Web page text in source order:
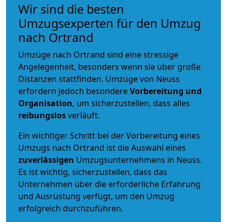
Wir sind die besten
Umzugsexperten für den Umzug
nach Ortrand
Umzüge nach Ortrand sind eine stressige
Angelegenheit, besonders wenn sie über große
Distanzen stattfinden. Umzüge von Neuss
erfordern jedoch besondereVorbereitung und
Organisation, um sicherzustellen, dass alles
reibungslosverläuft.
Ein wichtiger Schritt bei der Vorbereitung eines
Umzugs nach Ortrand ist die Auswahl eines
zuverlässigen Umzugsunternehmens in Neuss.
Es ist wichtig, sicherzustellen, dass das
Unternehmen über die erforderliche Erfahrung
und Ausrüstung verfügt, um den Umzug
erfolgreich durchzuführen.